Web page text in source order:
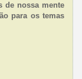
de nossa mente
para os temas